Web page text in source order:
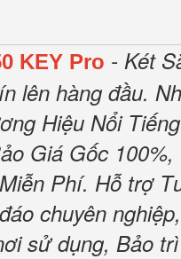
KEY Pro - Két
lên hàng đầu.
Hiệu Nổi
Giá Gốc 100%,
Phí. Hỗ trợ
chuyên
sử dụng, Bảo